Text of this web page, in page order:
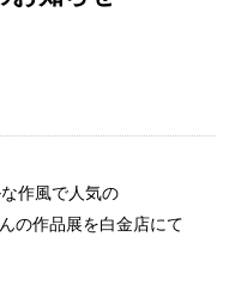
作風で人気の
の作品展を白金店にて